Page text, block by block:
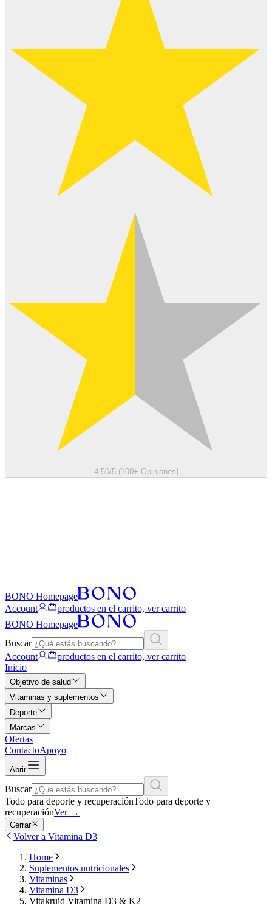
4.50/5 (100+ Opiniones)
BONO Homepage
Account
productos en el carrito, ver carrito
BONO Homepage
Buscar
Account
productos en el carrito, ver carrito
Inicio
Objetivo de salud
Vitaminas y suplementos
Deporte
Marcas
Ofertas
ContactoApoyo
Abrir
Buscar
Todo para deporte y recuperaciónTodo para deporte y
recuperaciónVer →
Cerrar
Volver a Vitamina D3
Home
Suplementos nutricionales
Vitaminas
Vitamina D3
Vitakruid Vitamina D3 & K2